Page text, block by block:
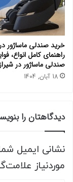
خرید صندلی ماساژور
راهنمای کامل انواع،
صندلی ماساژور در شیراز
18 آبان, 1404
دیدگاهتان را
نشانی ایمیل
موردنیاز